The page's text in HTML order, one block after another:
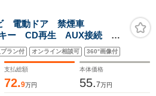
電動ドア 禁煙車
ー CD再生 AUX接続 地
防止機能 ヘッドライトレ
ラス
ラン付 オンライン相談可 360°画像付
支払総額
72.9万円
本体価格
55.7万円